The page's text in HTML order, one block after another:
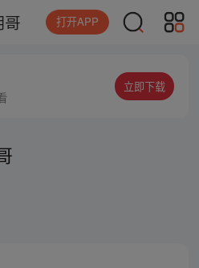
打开APP
立即下载